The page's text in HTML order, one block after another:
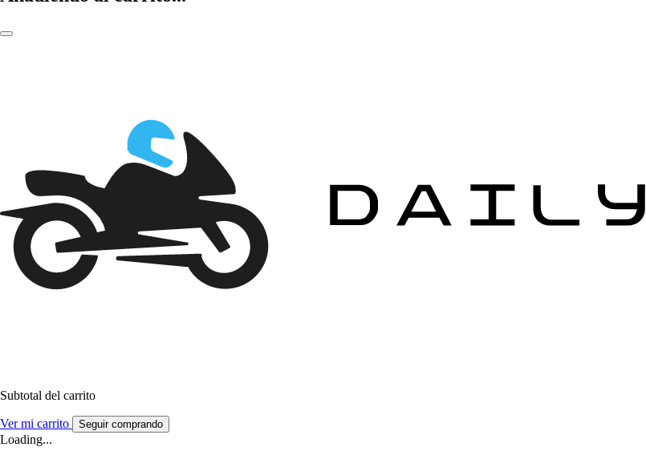
Subtotal del carrito
Ver mi carrito Seguir comprando
Loading...